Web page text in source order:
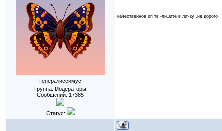
Генералиссимус
Группа: Модераторы
Сообщений: 17385
Статус:
качественное ип тв -пишите в личку ,не дорого